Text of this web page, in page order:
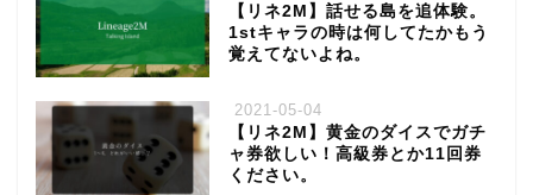
【リネ2M】話せる島を追体験。
1stキャラの時は何してたかもう
覚えてないよね。
2021-05-04
【リネ2M】黄金のダイスでガチ
ャ券欲しい！高級券とか11回券
ください。